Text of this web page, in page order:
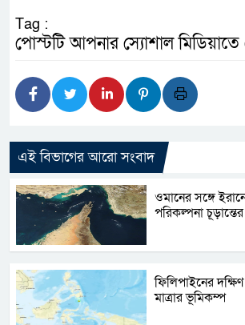
Tag :
পোস্টটি আপনার স্যোশাল
এই বিভাগের আরো সংবাদ
ওমানের সঙ্গে
পরিকল্পনা
ফিলিপাইনের
মাত্রার ভূমিকম্প